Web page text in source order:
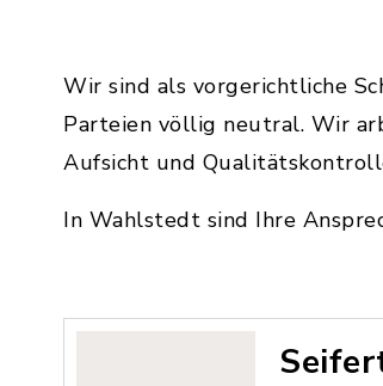
Wir sind als vorgerichtliche
Parteien völlig neutral. Wir
Aufsicht und
In Wahlstedt sind Ihre